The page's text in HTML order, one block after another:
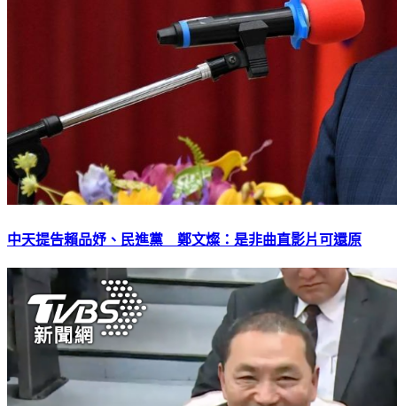
中天提告賴品妤、民進黨 鄭文燦：是非曲直影片可還原